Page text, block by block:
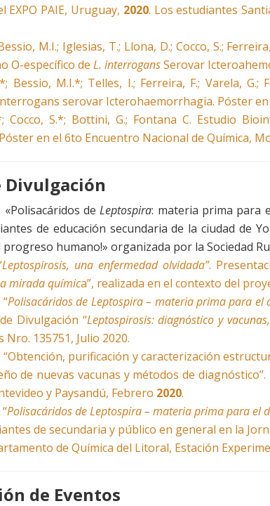
EXPO PAIE, Uruguay, 2020. Los estudiantes
M.I.; Iglesias, T.; Llona, D.; Cocco, S.;
O-específico de L. interrogansSerovar
Bessio, M.I.*; Telles, I.; Ferreira, F.; Varela,
serovar Icterohaemorrhagia. Póster
Cocco, S.*; Bottini, G.; Fontana C. Estudio
en el 6to Encuentro Nacional de Química,
Divulgación
«Polisacáridos deLeptospira: materia prima para
de educación secundaria de la ciudad de
progreso humano!» organizada por la Sociedad
Leptospirosis, una enfermedad olvidada”.
mirada química”, realizada en el contexto del
Polisacáridos de Leptospira – materia prima para el
Divulgación “Leptospirosis: diagnóstico y
Nro. 135751, Julio 2020.
“Obtención, purificación y caracterización
de nuevas vacunas y métodos de
y Paysandú, Febrero 2020.
Polisacáridos de Leptospira – materia prima para el
de secundaria y público en general en la
de Química del Litoral, Estación
de Eventos